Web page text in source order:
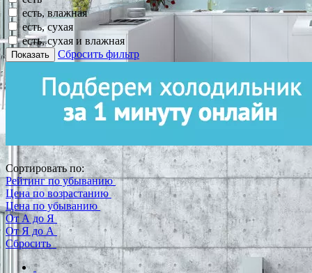
есть, влажная
есть, сухая
есть, сухая и влажная
Показать Сбросить фильтр
Сортировать по:
Рейтинг по убыванию
Цена по возрастанию
Цена по убыванию
От А до Я
От Я до А
Сбросить